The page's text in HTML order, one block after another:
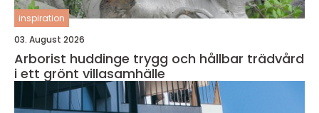
inspiration
03. August 2026
Arborist huddinge trygg och hållbar trädvård
i ett grönt villasamhälle